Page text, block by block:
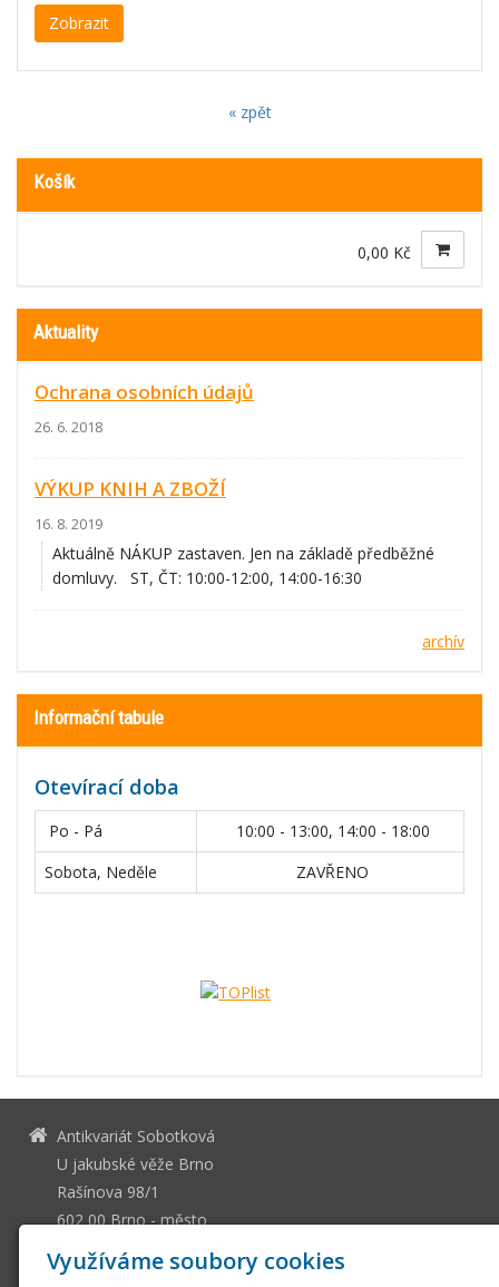
Zobrazit
« zpět
Košík
0,00 Kč
Aktuality
Ochrana osobních údajů
26. 6. 2018
VÝKUP KNIH A ZBOŽÍ
16. 8. 2019
Aktuálně NÁKUP zastaven. Jen na základě předběžné
domluvy. ST, ČT: 10:00-12:00, 14:00-16:30
archív
Informační tabule
Otevírací doba
Po - Pá
10:00 - 13:00, 14:00 - 18:00
Sobota, Neděle
ZAVŘENO
Antikvariát Sobotková
U jakubské věže Brno
Rašínova 98/1
602 00 Brno - město
13036661
CZ505112128
Využíváme soubory cookies